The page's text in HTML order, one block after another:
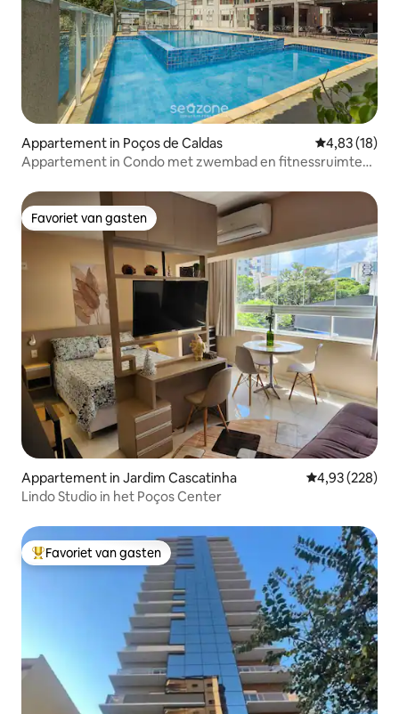
Appartement in Poços de Caldas Gemiddelde
4,83 (18)
Appartement in Condo met zwembad en fitnessruimte
Favoriet van gasten
Favoriet van gasten
Appartement in Jardim Cascatinha Gemiddelde
4,93 (228)
Lindo Studio in het Poços Center
Topfavoriet van gasten
Favoriet van gasten